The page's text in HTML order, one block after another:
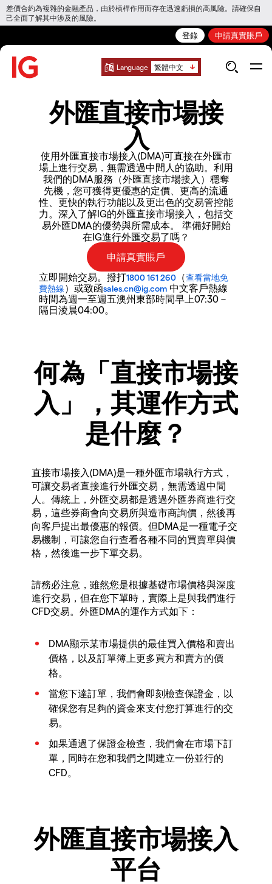
差價合約為複雜的金融產品，由於槓桿作用而存在迅速虧損的高風險。請確保自
己全面了解其中涉及的風險。
登錄 申請真實賬戶
Language 繁體中文
外匯直接市場接
入
使用外匯直接市場接入(DMA)可直接在外匯市
場上進行交易，無需透過中間人的協助。利用
我們的DMA服務（外匯直接市場接入）穩奪
先機，您可獲得更優惠的定價、更高的流通
性、更快的執行功能以及更出色的交易管控能
力。深入了解IG的外匯直接市場接入，包括交
易外匯DMA的優勢與所需成本。 準備好開始
在IG進行外匯交易了嗎？
立即開始交易。撥打1800 161 260 （查看當地免
費熱線）或致函sales.cn@ig.com 中文客戶熱線
時間為週一至週五澳州東部時間早上07:30 –
隔日淩晨04:00。
何為「直接市場接
入」，其運作方式
是什麼？
直接市場接入(DMA)是一種外匯市場執行方式，
可讓交易者直接進行外匯交易，無需透過中間
人。傳統上，外匯交易都是透過外匯券商進行交
易，這些券商會向交易所與造市商詢價，然後再
向客戶提出最優惠的報價。但DMA是一種電子交
易機制，可讓您自行查看各種不同的買賣單與價
格，然後進一步下單交易。
請務必注意，雖然您是根據基礎市場價格與深度
進行交易，但在您下單時，實際上是與我們進行
CFD交易。外匯DMA的運作方式如下：
DMA顯示某市場提供的最佳買入價格和賣出
價格，以及訂單簿上更多買方和賣方的價
格。
當您下達訂單，我們會即刻檢查保證金，以
確保您有足夠的資金來支付您打算進行的交
易。
如果通過了保證金檢查，我們會在市場下訂
單，同時在您和我們之間建立一份並行的
CFD。
外匯直接市場接入
平台